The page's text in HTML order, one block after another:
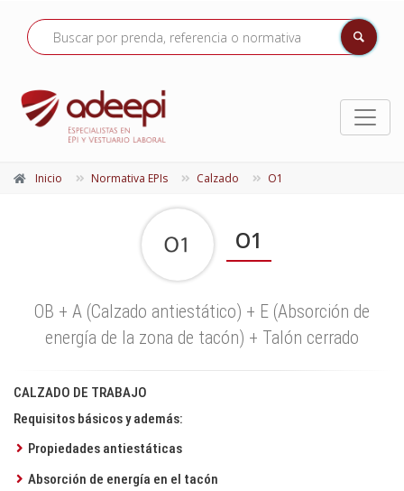
Inicio Normativa EPIs Calzado O1
O1
OB + A (Calzado antiestático) + E (Absorción de
energía de la zona de tacón) + Talón cerrado
CALZADO DE TRABAJO
Requisitos básicos y además:
Propiedades antiestáticas
Absorción de energía en el tacón